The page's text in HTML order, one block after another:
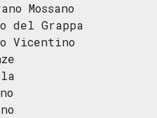
Mossano
del Grappa
Vicentino